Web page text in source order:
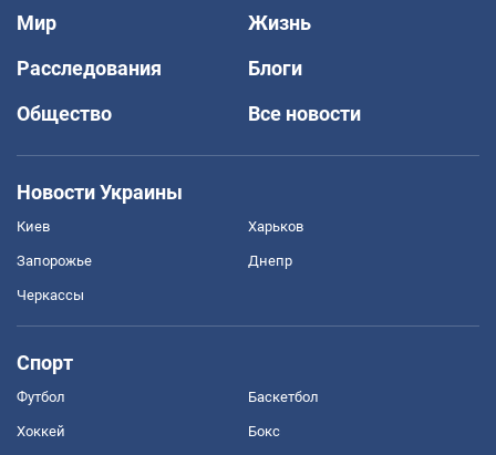
Мир
Жизнь
Расследования
Блоги
Общество
Все новости
Новости Украины
Киев Харьков
Запорожье Днепр
Черкассы
Спорт
Футбол Баскетбол
Хоккей Бокс